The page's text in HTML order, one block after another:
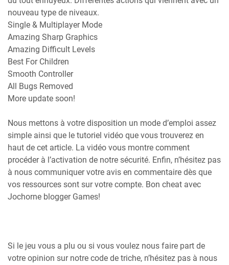
nouveau type de niveaux.
Single & Multiplayer Mode
Amazing Sharp Graphics
Amazing Difficult Levels
Best For Children
Smooth Controller
All Bugs Removed
More update soon!
Nous mettons à votre disposition un mode d’emploi assez
simple ainsi que le tutoriel vidéo que vous trouverez en
haut de cet article. La vidéo vous montre comment
procéder à l’activation de notre sécurité. Enfin, n’hésitez pas
à nous communiquer votre avis en commentaire dès que
vos ressources sont sur votre compte. Bon cheat avec
Jochorne blogger Games!
Si le jeu vous a plu ou si vous voulez nous faire part de
votre opinion sur notre code de triche, n’hésitez pas à nous